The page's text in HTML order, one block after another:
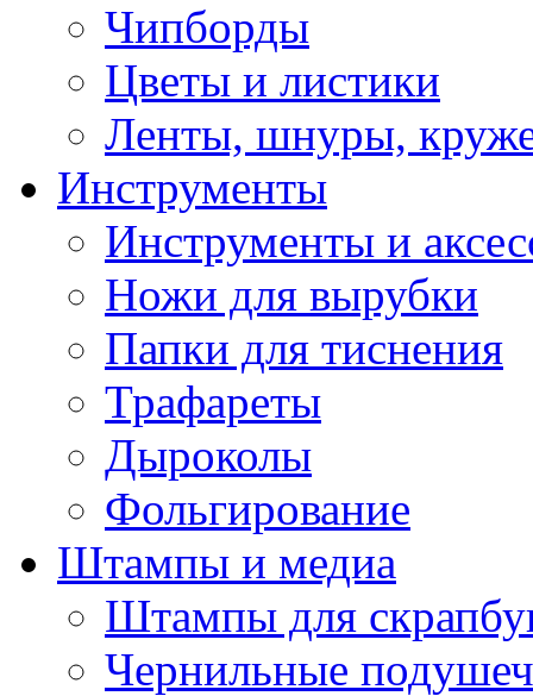
Чипборды
Цветы и листики
Ленты, шнуры,
Инструменты
Инструменты и
Ножи для вырубки
Папки для тиснения
Трафареты
Дыроколы
Фольгирование
Штампы и медиа
Штампы для
Чернильные